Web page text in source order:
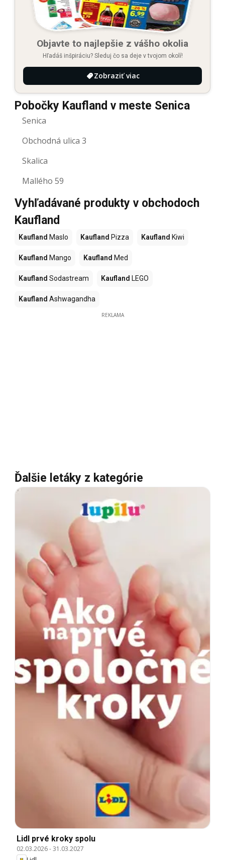
Objavte to najlepšie z vášho okolia
Hľadáš inšpiráciu? Sleduj čo sa deje v tvojom okolí!
Zobraziť viac
Pobočky Kaufland v meste Senica
Senica
Obchodná ulica 3
Skalica
Mallého 59
Vyhľadávané produkty v obchodoch
Kaufland
Kaufland Maslo Kaufland Pizza Kaufland Kiwi
Kaufland Mango Kaufland Med
Kaufland Sodastream Kaufland LEGO
Kaufland Ashwagandha
REKLAMA
Ďalšie letáky z kategórie
Lidl prvé kroky spolu
02.03.2026-31.03.2027